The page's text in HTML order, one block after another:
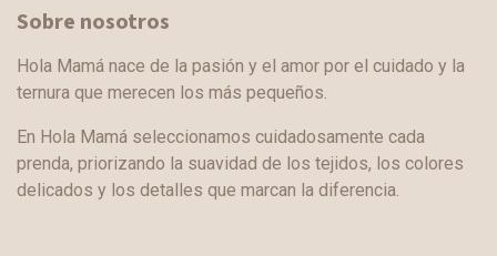
Sobre nosotros
Hola Mamá nace de la pasión y el amor por el cuidado y la
ternura que merecen los más pequeños.
En Hola Mamá seleccionamos cuidadosamente cada
prenda, priorizando la suavidad de los tejidos, los colores
delicados y los detalles que marcan la diferencia.